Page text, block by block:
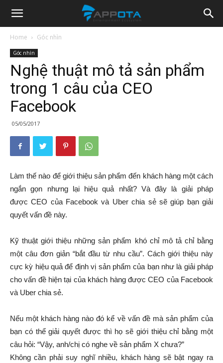
Appota
News
Home Góc nhìn
Góc nhìn
Nghệ thuật mô tả sản phẩm
trong 1 câu của CEO
Facebook
05/05/2017
Làm thế nào để giới thiệu sản phẩm đến khách hàng một cách
ngắn gọn nhưng lại hiệu quả nhất? Và đây là giải pháp
được CEO của Facebook và Uber chia sẻ sẽ giúp bạn giải
quyết vấn đề này.
Kỹ thuật giới thiệu những sản phẩm khó chỉ mô tả chỉ bằng
một câu đơn giản “bắt đầu từ nhu cầu”. Cách giới thiệu này
cực kỳ hiệu quả để định vị sản phẩm của bạn như là giải pháp
cho vấn đề hiện tại của khách hàng được CEO của Facebook
và Uber chia sẻ.
Nếu một khách hàng nào đó kể về vấn đề mà sản phẩm của
bạn có thể giải quyết được thì họ sẽ giới thiệu chỉ bằng một
câu hỏi: “Vậy, anh/chị có nghe về sản phẩm X chưa?”
Không cần phải suy nghĩ nhiều, khách hàng sẽ bật ngay ra